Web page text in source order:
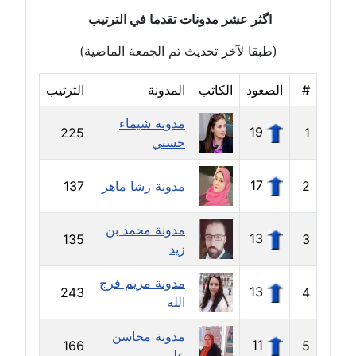
مدونة حجازي يونس
عاملة
مدونة حسن رجب
عاملة
مدونة حسن غريب
معلق
مدونة حسن محي الدين
متوفي
مدونة حسين العلي
عاملة
مدونة حسين درمشاكي
عاملة
اگثر عشر مدونات تقدما في الترتيب
(طبقا لآخر تحديث تم الجمعة الماضية)
# الصعود الكاتب المدونة الترتيب
1
19
مدونة شيماء
حسني
225
2
17 مدونة رشا ماهر 137
3
13
مدونة محمد بن
زيد
135
4
13
مدونة مريم فرج
الله
243
5
11
مدونة محاسن
166